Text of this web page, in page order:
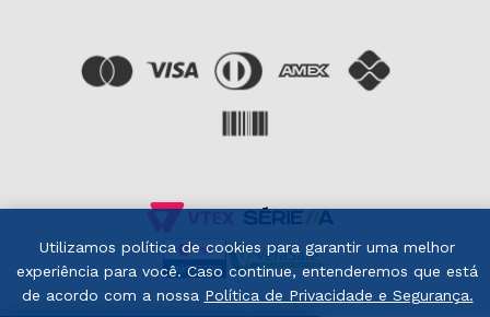
Utilizamos política de cookies para garantir uma melhor
experiência para você. Caso continue, entenderemos que está
de acordo com a nossa Política de Privacidade e Segurança.